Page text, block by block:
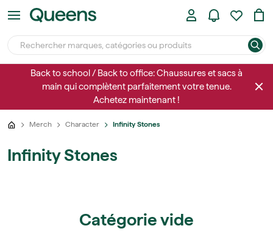
Back to school / Back to office: Chaussures et sacs à
main qui complètent parfaitement votre tenue.
Achetez maintenant !
Merch Character Infinity Stones
Infinity Stones
Catégorie vide